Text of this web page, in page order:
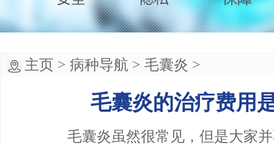
主页 > 病种导航 > 毛囊炎 >
毛囊炎的治疗费用
毛囊炎虽然很常见，但是大家并